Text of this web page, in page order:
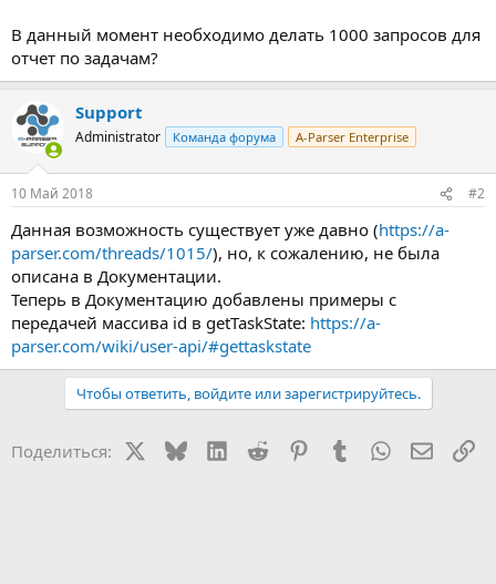
В данный момент необходимо делать 1000 запросов для
отчет по задачам?
Support
Administrator Команда форума A-Parser Enterprise
10 Май 2018 #2
Данная возможность существует уже давно (https://a-
parser.com/threads/1015/), но, к сожалению, не была
описана в Документации.
Теперь в Документацию добавлены примеры с
передачей массива id в getTaskState: https://a-
parser.com/wiki/user-api/#gettaskstate
Чтобы ответить, войдите или зарегистрируйтесь.
Поделиться: BlueskyLinkedIn
Reddit PinterestTumblr WhatsApp